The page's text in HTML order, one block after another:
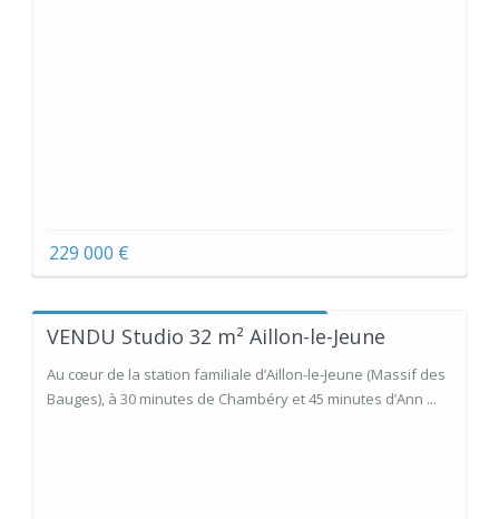
229 000 €
VENDU Studio 32 m² Aillon-le-Jeune
Au cœur de la station familiale d’Aillon-le-Jeune (Massif des
Bauges), à 30 minutes de Chambéry et 45 minutes d’Ann ...